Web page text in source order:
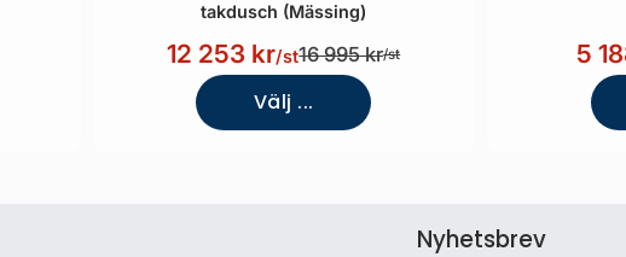
takdusch (Mässing)
12 253 kr/st16 995 kr/st
Välj ...
5
Nyhetsbrev